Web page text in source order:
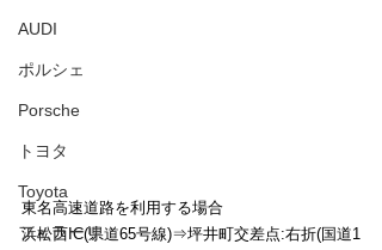
AUDI
ポルシェ
Porsche
トヨタ
Toyota
フェラーリ
東名高速道路を利用する場合
浜松西IC(県道65号線)⇒坪井町交差点:右折(国道1